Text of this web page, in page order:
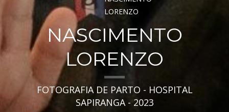
NASCIMENTO
LORENZO
FOTOGRAFIA DE PARTO - HOSPITAL
SAPIRANGA - 2023